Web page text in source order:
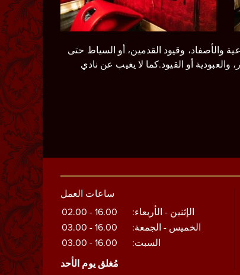
والأصفاد، وقيود القدمين، أو السياط حتى
أو القيود.كما لا يغيب عن نادي
ساعات العمل
الإثنين - الأربعاء:
16.00 - 02.00
الخميس - الجمعة:
16.00 - 03.00
السبت:
16.00 - 03.00
مُغلق يوم الأحد